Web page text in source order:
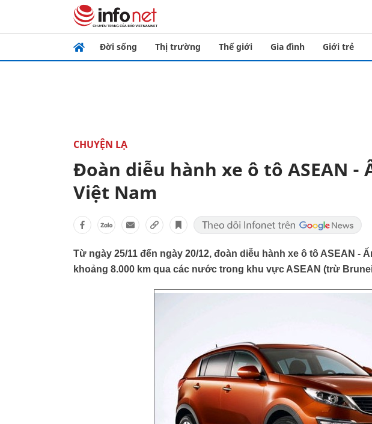
Đời sống Thị trường Thế giới Gia đình Giới trẻ
CHUYỆN LẠ
Đoàn diễu hành xe ô tô ASEAN -
Việt Nam
Từ ngày 25/11 đến ngày 20/12, đoàn diễu hành xe ô tô ASEAN -
khoảng 8.000 km qua các nước trong khu vực ASEAN (trừ